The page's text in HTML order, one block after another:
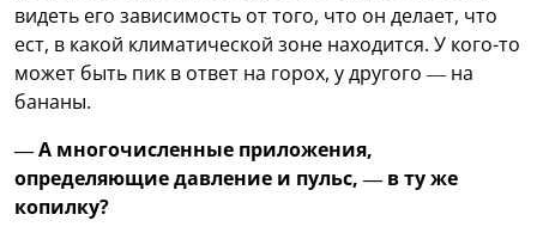
видеть его зависимость от того, что он делает, что
ест, в какой климатической зоне находится. У кого-то
может быть пик в ответ на горох, у другого — на
бананы.
— А многочисленные приложения,
определяющие давление и пульс, — в ту же
копилку?